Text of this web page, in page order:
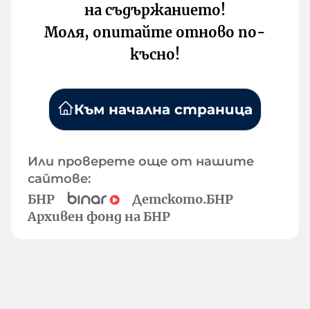
на съдържанието!
Моля, опитайте отново по-
късно!
Към начална страница
Или проверете още от нашите
сайтове:
БНР
Детското.БНР
Архивен фонд на БНР